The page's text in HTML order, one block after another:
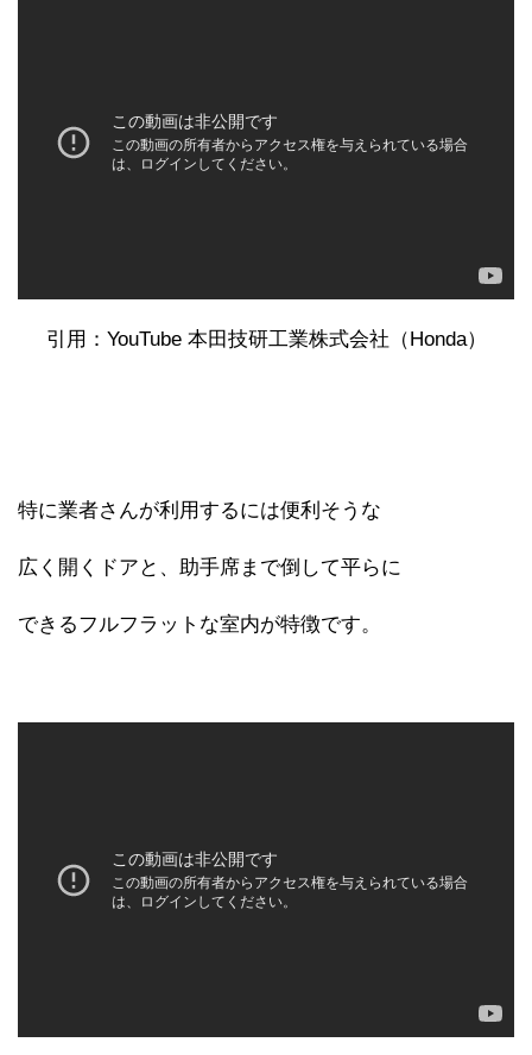
引用：YouTube 本田技研工業株式会社（Honda）
特に業者さんが利用するには便利そうな
広く開くドアと、助手席まで倒して平らに
できるフルフラットな室内が特徴です。